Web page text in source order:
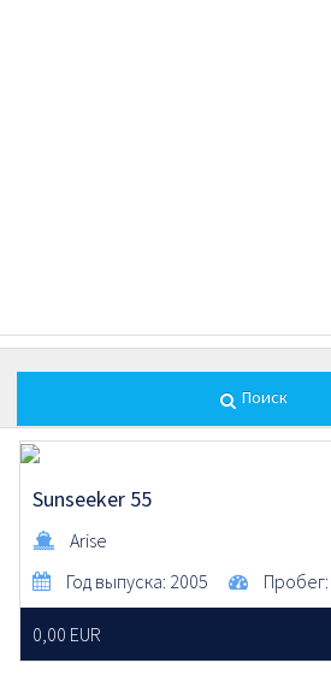
Поиск
Sunseeker 55
Arise
Год выпуска: 2005 Пробег:
0,00 EUR